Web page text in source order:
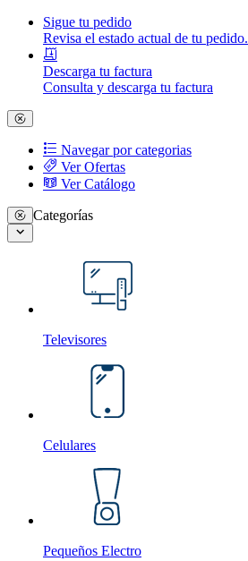
Sigue tu pedido
Revisa el estado actual de tu pedido.
Descarga tu factura
Consulta y descarga tu factura
Navegar por categorias
Ver Ofertas
Ver Catálogo
Categorías
Televisores
Celulares
Pequeños Electro